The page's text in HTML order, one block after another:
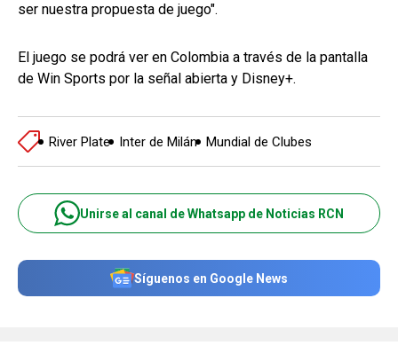
ser nuestra propuesta de juego".
El juego se podrá ver en Colombia a través de la pantalla
de Win Sports por la señal abierta y Disney+.
River Plate Inter de Milán Mundial de Clubes
Unirse al canal de Whatsapp de Noticias RCN
Síguenos en Google News